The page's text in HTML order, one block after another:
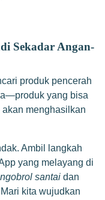
Sekadar Angan-
produk pencerah
yang bisa
menghasilkan
Ambil langkah
yang melayang di
ngobrol santai dan
kita wujudkan